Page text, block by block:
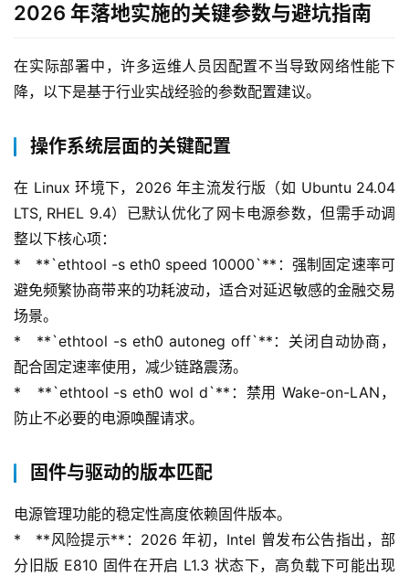
2026 年落地实施的关键参数与避坑指南
在实际部署中，许多运维人员因配置不当导致网络性能下
降，以下是基于行业实战经验的参数配置建议。
操作系统层面的关键配置
在 Linux 环境下，2026 年主流发行版（如 Ubuntu 24.04
LTS, RHEL 9.4）已默认优化了网卡电源参数，但需手动调
整以下核心项：
*   **`ethtool -s eth0 speed 10000`**：强制固定速率可
避免频繁协商带来的功耗波动，适合对延迟敏感的金融交易
场景。
*   **`ethtool -s eth0 autoneg off`**：关闭自动协商，
配合固定速率使用，减少链路震荡。
*   **`ethtool -s eth0 wol d`**：禁用 Wake-on-LAN，
防止不必要的电源唤醒请求。
固件与驱动的版本匹配
电源管理功能的稳定性高度依赖固件版本。
*   **风险提示**：2026 年初，Intel 曾发布公告指出，部
分旧版 E810 固件在开启 L1.3 状态下，高负载下可能出现